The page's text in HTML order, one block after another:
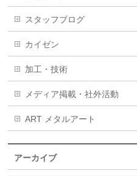
スタッフブログ
カイゼン
加工・技術
メディア掲載・社外活動
ART メタルアート
アーカイブ